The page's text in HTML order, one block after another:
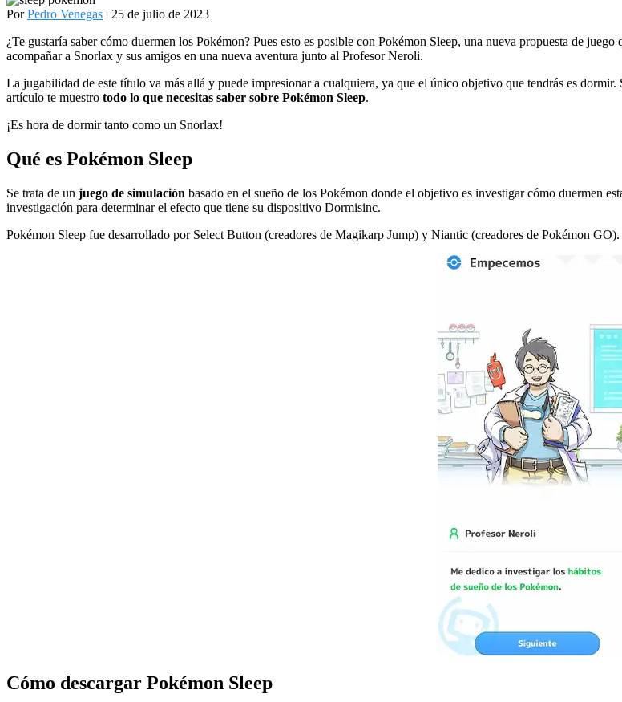
PorPedro Venegas | 25 de julio de 2023
¿Te gustaría saber cómo duermen los Pokémon? Pues esto es posible con Pokémon Sleep, una nueva propuesta de juego
acompañar a Snorlax y sus amigos en una nueva aventura junto al Profesor Neroli.
La jugabilidad de este título va más allá y puede impresionar a cualquiera, ya que el único objetivo que tendrás es
artículo te muestro todo lo que necesitas saber sobre Pokémon Sleep.
¡Es hora de dormir tanto como un Snorlax!
Qué es Pokémon Sleep
Se trata de un juego de simulación basado en el sueño de los Pokémon donde el objetivo es investigar cómo duermen
investigación para determinar el efecto que tiene su dispositivo Dormisinc.
Pokémon Sleep fue desarrollado por Select Button (creadores de Magikarp Jump) y Niantic (creadores de Pokémon
Cómo descargar Pokémon Sleep